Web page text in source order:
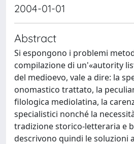
2004-01-01
Abstract
Si espongono i problemi
compilazione di un'«autority
del medioevo, vale a dire: la
onomastico trattato, la
filologica mediolatina, la
specialistici nonché la
tradizione storico-letteraria e
descrivono quindi le soluzioni